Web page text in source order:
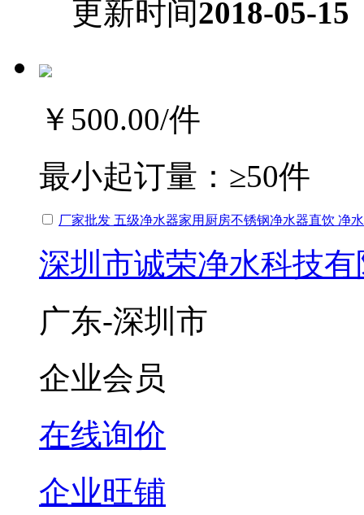
更新时间2018-05-15
￥500.00/件
最小起订量： ≥50件
厂家批发 五级净水器家用厨房不锈钢净水器直饮 净
深圳市诚荣净水科技
广东-深圳市
企业会员
在线询价
企业旺铺